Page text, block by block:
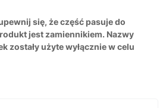
się, że część pasuje do
jest zamiennikiem. Nazwy
zostały użyte wyłącznie w celu